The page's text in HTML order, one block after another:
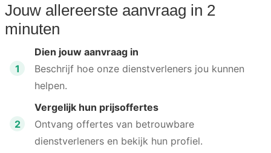
Jouw allereerste aanvraag in 2
minuten
1
Dien jouw aanvraag in
Beschrijf hoe onze dienstverleners jou kunnen
helpen.
2
Vergelijk hun prijsoffertes
Ontvang offertes van betrouwbare
dienstverleners en bekijk hun profiel.